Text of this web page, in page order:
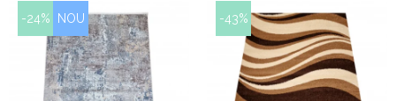
-24% NOU -43%